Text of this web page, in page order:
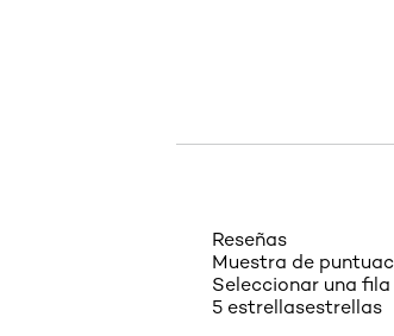
Reseñas
Muestra de
Seleccionar una
5 estrellasestrellas